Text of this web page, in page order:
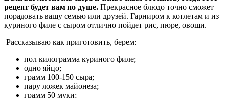
рецепт будет вам по душе. Прекрасное блюдо точно сможет
порадовать вашу семью или друзей. Гарниром к котлетам и из
куриного филе с сыром отлично пойдет рис, пюре, овощи.
Рассказываю как приготовить, берем:
пол килограмма куриного филе;
одно яйцо;
грамм 100-150 сыра;
пару ложек майонеза;
грамм 50 муки;